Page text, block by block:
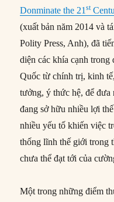
Donminate the 21st
(xuất bản năm 2014 và
Polity Press, Anh), đã
diện các khía cạnh trong
Quốc từ chính trị, kinh
tưởng, ý thức hệ, để đưa
đang sở hữu nhiều lợi
nhiều yếu tố khiến việc
thống lĩnh thế giới trong
chưa thể đạt tới của
Một trong những điểm